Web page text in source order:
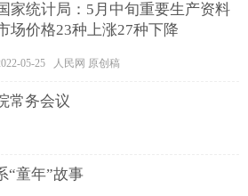
家统计局：5月中旬重要生产资料
场价格23种上涨27种下降
05-25 人民网 原创稿
常务会议
“童年”故事